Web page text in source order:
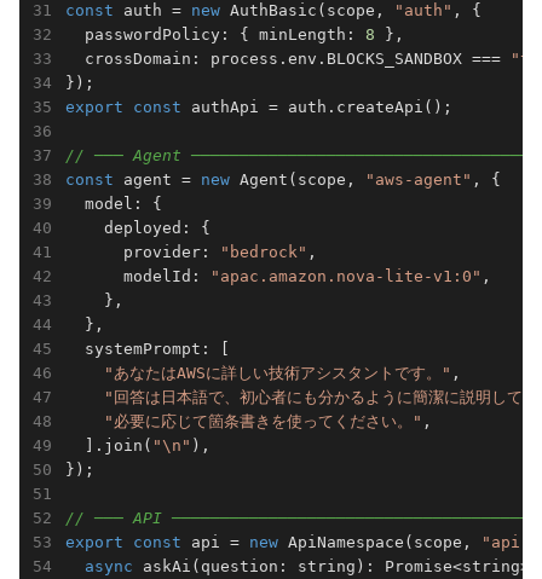
const auth = new AuthBasic(scope, "auth" , {
passwordPolicy: { minLength: 8 },
crossDomain: process.env.BLOCKS_SANDBOX ===
export
const authApi = auth.createApi();
// ─── Agent
const agent = new Agent(scope, "aws-agent" , {
model: {
deployed: {
provider:
"bedrock" ,
modelId:
"apac.amazon.nova-lite-v1:0" ,
},
},
systemPrompt: [
"あなたはAWSに詳しい技術アシスタントです。" ,
"回答は日本語で、初心者にも分かるように簡潔に説明して
"必要に応じて箇条書きを使ってください。" ,
].join( "\n" ),
});
// ─── API
export
const api = new ApiNamespace(scope, "api"
async askAi(question: string): Promise<string>